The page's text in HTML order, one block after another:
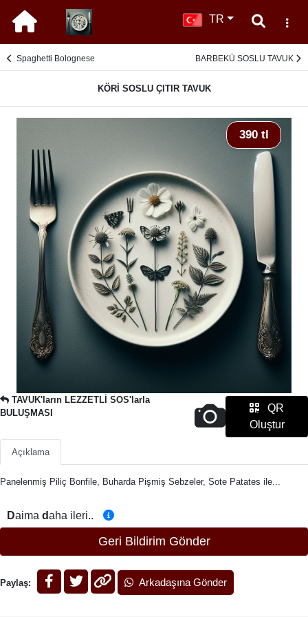
TR
Spaghetti Bolognese BARBEKÜ SOSLU TAVUK
KÖRİ SOSLU ÇITIR TAVUK
390 tl
TAVUK'ların LEZZETLİ SOS'larla
BULUŞMASI
QR
Oluştur
Açıklama
Panelenmiş Piliç Bonfile, Buharda Pişmiş Sebzeler, Sote Patates ile...
Daima daha ileri..
Geri Bildirim Gönder
Paylaş: Arkadaşına Gönder